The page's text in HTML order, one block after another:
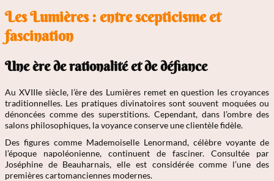
Les Lumières : entre scepticisme et
fascination
Une ère de rationalité et de défiance
Au XVIIIe siècle, l’ère des Lumières remet en question les croyances
traditionnelles. Les pratiques divinatoires sont souvent moquées ou
dénoncées comme des superstitions. Cependant, dans l’ombre des
salons philosophiques, la voyance conserve une clientèle fidèle.
Des figures comme Mademoiselle Lenormand, célèbre voyante de
l’époque napoléonienne, continuent de fasciner. Consultée par
Joséphine de Beauharnais, elle est considérée comme l’une des
premières cartomanciennes modernes.